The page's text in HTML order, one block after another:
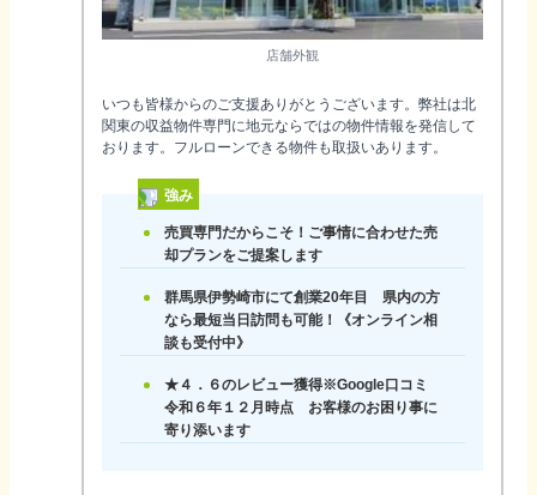
店舗外観
いつも皆様からのご支援ありがとうございます。弊社は北
関東の収益物件専門に地元ならではの物件情報を発信して
おります。フルローンできる物件も取扱いあります。
強み
売買専門だからこそ！ご事情に合わせた売
却プランをご提案します
群馬県伊勢崎市にて創業20年目 県内の方
なら最短当日訪問も可能！《オンライン相
談も受付中》
★４．６のレビュー獲得※Google口コミ
令和６年１２月時点 お客様のお困り事に
寄り添います